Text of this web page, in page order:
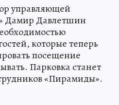
управляющей
Дамир Давлетшин
которые теперь
посещение
Парковка станет
«Пирамиды».